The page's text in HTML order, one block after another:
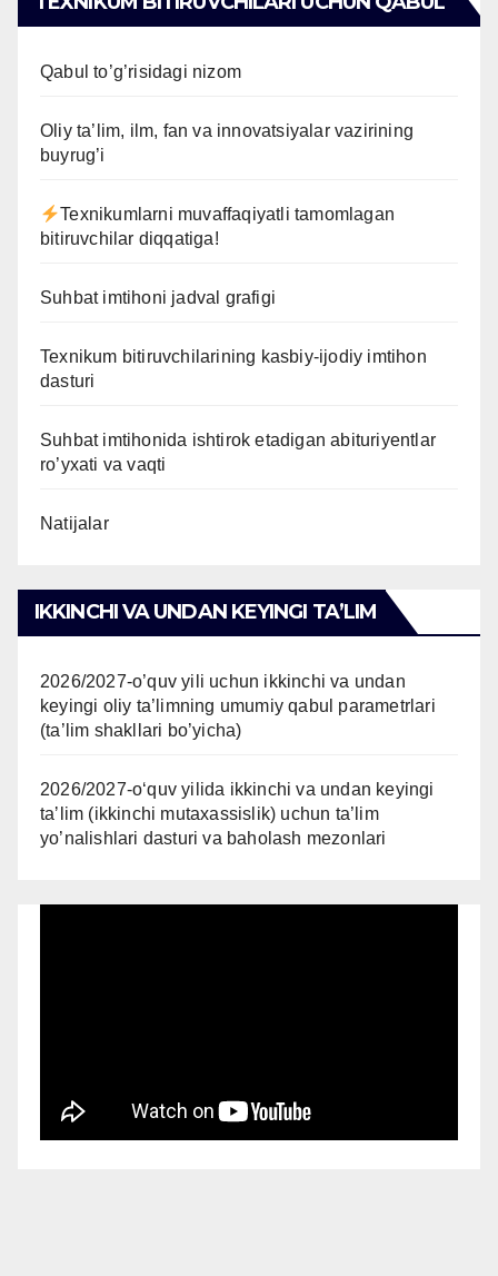
Qabul to’g’risidagi nizom
Oliy ta’lim, ilm, fan va innovatsiyalar vazirining
buyrug’i
Texnikumlarni muvaffaqiyatli tamomlagan
bitiruvchilar diqqatiga!
Suhbat imtihoni jadval grafigi
Texnikum bitiruvchilarining kasbiy-ijodiy imtihon
dasturi
Suhbat imtihonida ishtirok etadigan abituriyentlar
ro’yxati va vaqti
Natijalar
IKKINCHI VA UNDAN KEYINGI TAʼLIM
2026/2027-o’quv yili uchun ikkinchi va undan
keyingi oliy ta’limning umumiy qabul parametrlari
(ta’lim shakllari bo’yicha)
2026/2027-oʻquv yilida ikkinchi va undan keyingi
taʼlim (ikkinchi mutaxassislik) uchun ta’lim
yo’nalishlari dasturi va baholash mezonlari